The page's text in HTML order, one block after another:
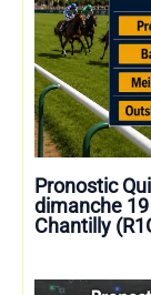
Pronostic
dimanche
Chantilly